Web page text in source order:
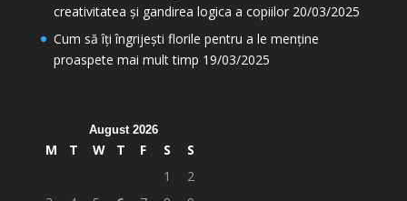
creativitatea și gandirea logica a copiilor 20/03/2025
Cum să îți îngrijești florile pentru a le menține
proaspete mai mult timp 19/03/2025
August 2026
M T W T F S
S
1
2